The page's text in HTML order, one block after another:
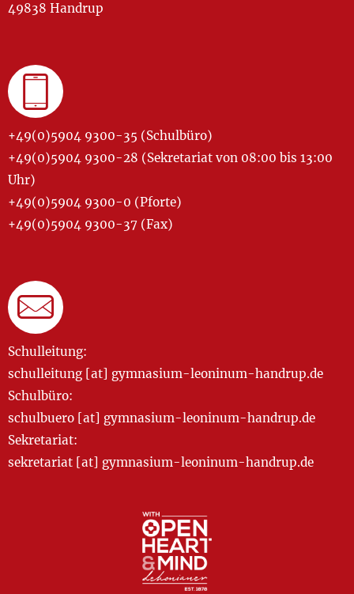
49838 Handrup
+49(0)5904 9300-35 (Schulbüro)
+49(0)5904 9300-28 (Sekretariat von 08:00 bis 13:00
Uhr)
+49(0)5904 9300-0 (Pforte)
+49(0)5904 9300-37 (Fax)
Schulleitung:
schulleitung [at] gymnasium-leoninum-handrup.de
Schulbüro:
schulbuero [at] gymnasium-leoninum-handrup.de
Sekretariat:
sekretariat [at] gymnasium-leoninum-handrup.de